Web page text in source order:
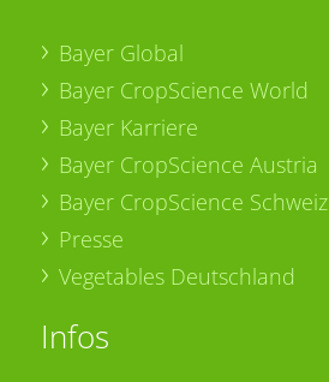
Bayer Global
Bayer CropScience World
Bayer Karriere
Bayer CropScience Austria
Bayer CropScience Schweiz
Presse
Vegetables Deutschland
Infos